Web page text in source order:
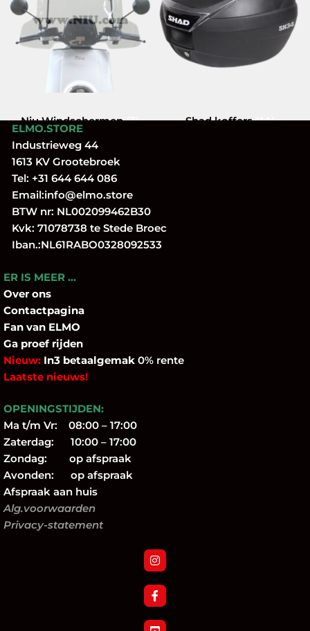
Niu Windschermen(7) Shad koffers(11)
ELMO.STORE
Industrieweg 44
1613 KV Grootebroek
Tel: +31 644 644 086
Email:info@elmo.store
BTW nr: NL002099462B30
Kvk: 71078738 te Stede Broec
Iban.:NL61RABO0328092533
ER IS MEER …
Over ons
Contactpagina
Fan van ELMO
Ga proef rijden
Nieuw: In3 betaalgemak 0% rente
Laatste nieuws!
OPENINGSTIJDEN:
Ma t/m Vr: 08:00 – 17:00
Zaterdag: 10:00 – 17:00
Zondag: op afspraak
Avonden: op afspraak
Afspraak aan huis
Alg.voorwaarden
Privacy-statement